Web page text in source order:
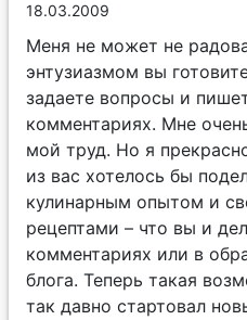
18.03.2009
Меня не может не
энтузиазмом вы
задаете вопросы и
комментариях. Мне
мой труд. Но я
из вас хотелось бы
кулинарным опытом и
рецептами – что вы и
комментариях или в
блога. Теперь такая
так давно стартовал